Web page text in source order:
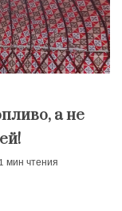
а не
1 мин чтения